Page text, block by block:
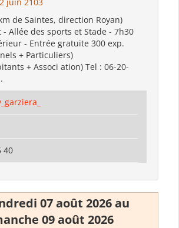
de Saintes, direction Royan)
- Allée des sports et Stade - 7h30
- Entrée gratuite 300 exp.
+ Particuliers)
+ Associ ation) Tel : 06-20-
40
07 août 2026 au
09 août 2026